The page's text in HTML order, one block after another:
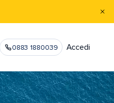
0883 1880039 Accedi